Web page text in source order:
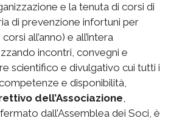
e la tenuta di corsi di
di prevenzione infortuni per
all’anno) e all’intera
incontri, convegni e
scientifico e divulgativo cui tutti i
e disponibilità,
dell’Associazione
dall’Assemblea dei Soci, è